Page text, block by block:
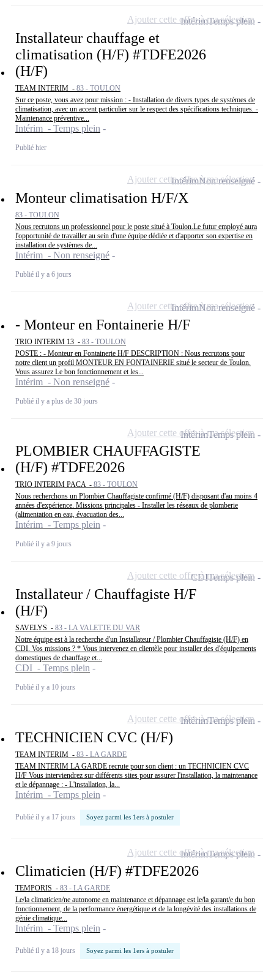
Installateur chauffage et
climatisation (H/F) #TDFE2026
(H/F)
TEAM INTERIM - 83 - TOULON
Sur ce poste, vous avez pour mission : - Installation de divers types de systèmes de
climatisation, avec un accent particulier sur le respect des spécifications techniques. -
Maintenance préventive...
Intérim - Temps plein
Publié hier
IntérimTemps plein
Ajouter cette offre à ma sélection
Monteur climatisation H/F/X
83 - TOULON
Nous recrutons un professionnel pour le poste situé à Toulon.Le futur employé aura
l'opportunité de travailler au sein d'une équipe dédiée et d'apporter son expertise en
installation de systèmes de...
Intérim - Non renseigné
Publié il y a 6 jours
IntérimNon renseigné
Ajouter cette offre à ma sélection
- Monteur en Fontainerie H/F
TRIO INTERIM 13 - 83 - TOULON
POSTE : - Monteur en Fontainerie H/F DESCRIPTION : Nous recrutons pour
notre client un profil MONTEUR EN FONTAINERIE situé le secteur de Toulon.
Vous assurez Le bon fonctionnement et les...
Intérim - Non renseigné
Publié il y a plus de 30 jours
IntérimNon renseigné
Ajouter cette offre à ma sélection
PLOMBIER CHAUFFAGISTE
(H/F) #TDFE2026
TRIO INTERIM PACA - 83 - TOULON
Nous recherchons un Plombier Chauffagiste confirmé (H/F) disposant d'au moins 4
années d'expérience. Missions principales - Installer les réseaux de plomberie
(alimentation en eau, évacuation des...
Intérim - Temps plein
Publié il y a 9 jours
IntérimTemps plein
Ajouter cette offre à ma sélection
Installateur / Chauffagiste H/F
(H/F)
SAVELYS - 83 - LA VALETTE DU VAR
Notre équipe est à la recherche d'un Installateur / Plombier Chauffagiste (H/F) en
CDI. Vos missions ? * Vous intervenez en clientèle pour installer des d'équipements
domestiques de chauffage et...
CDI - Temps plein
Publié il y a 10 jours
CDITemps plein
Ajouter cette offre à ma sélection
TECHNICIEN CVC (H/F)
TEAM INTERIM - 83 - LA GARDE
TEAM INTERIM LA GARDE recrute pour son client : un TECHNICIEN CVC
H/F Vous interviendrez sur différents sites pour assurer l'installation, la maintenance
et le dépannage : - L'installation, la...
Intérim - Temps plein
Publié il y a 17 jours Soyez parmi les 1ers à postuler
IntérimTemps plein
Ajouter cette offre à ma sélection
Climaticien (H/F) #TDFE2026
TEMPORIS - 83 - LA GARDE
Le/la climaticien/ne autonome en maintenance et dépannage est le/la garant/e du bon
fonctionnement, de la performance énergétique et de la longévité des installations de
génie climatique...
Intérim - Temps plein
Publié il y a 18 jours Soyez parmi les 1ers à postuler
IntérimTemps plein
Ajouter cette offre à ma sélection